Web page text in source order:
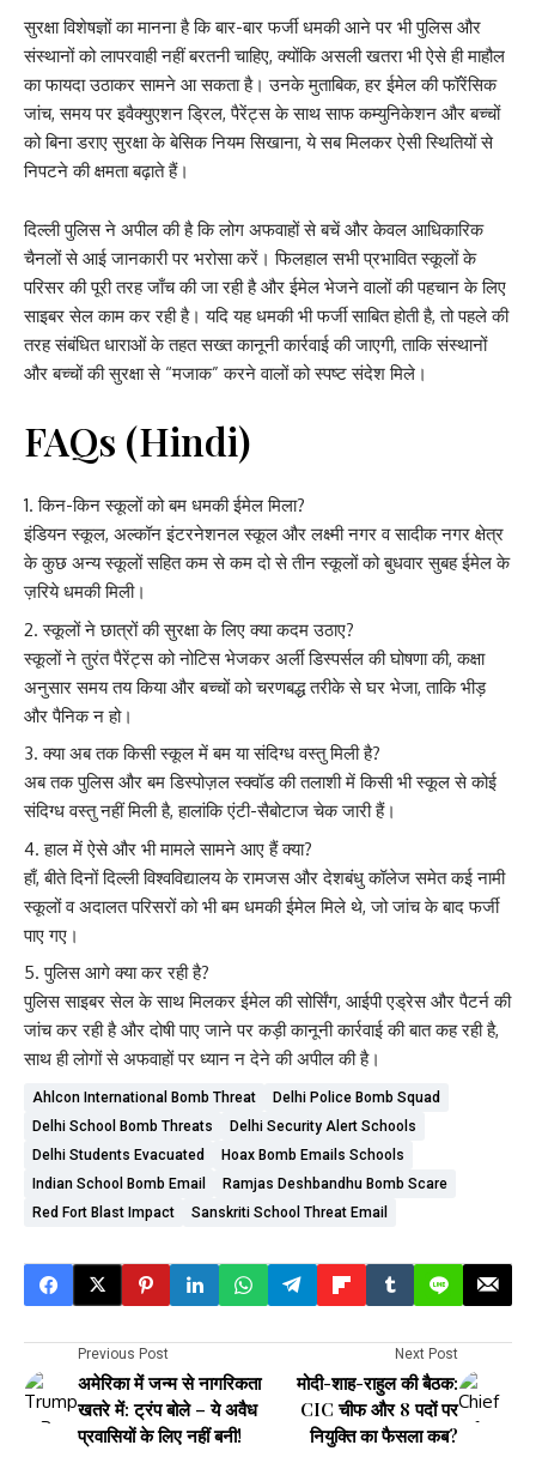
सुरक्षा विशेषज्ञों का मानना है कि बार-बार फर्जी धमकी आने पर भी पुलिस और
संस्थानों को लापरवाही नहीं बरतनी चाहिए, क्योंकि असली खतरा भी ऐसे ही माहौल
का फायदा उठाकर सामने आ सकता है। उनके मुताबिक, हर ईमेल की फॉरेंसिक
जांच, समय पर इवैक्युएशन ड्रिल, पैरेंट्स के साथ साफ कम्युनिकेशन और बच्चों
को बिना डराए सुरक्षा के बेसिक नियम सिखाना, ये सब मिलकर ऐसी स्थितियों से
निपटने की क्षमता बढ़ाते हैं।
दिल्ली पुलिस ने अपील की है कि लोग अफवाहों से बचें और केवल आधिकारिक
चैनलों से आई जानकारी पर भरोसा करें। फिलहाल सभी प्रभावित स्कूलों के
परिसर की पूरी तरह जाँच की जा रही है और ईमेल भेजने वालों की पहचान के लिए
साइबर सेल काम कर रही है। यदि यह धमकी भी फर्जी साबित होती है, तो पहले की
तरह संबंधित धाराओं के तहत सख्त कानूनी कार्रवाई की जाएगी, ताकि संस्थानों
और बच्चों की सुरक्षा से “मजाक” करने वालों को स्पष्ट संदेश मिले।
FAQs (Hindi)
किन-किन स्कूलों को बम धमकी ईमेल मिला?
इंडियन स्कूल, अल्कॉन इंटरनेशनल स्कूल और लक्ष्मी नगर व सादीक नगर क्षेत्र
के कुछ अन्य स्कूलों सहित कम से कम दो से तीन स्कूलों को बुधवार सुबह ईमेल के
ज़रिये धमकी मिली।
स्कूलों ने छात्रों की सुरक्षा के लिए क्या कदम उठाए?
स्कूलों ने तुरंत पैरेंट्स को नोटिस भेजकर अर्ली डिस्पर्सल की घोषणा की, कक्षा
अनुसार समय तय किया और बच्चों को चरणबद्ध तरीके से घर भेजा, ताकि भीड़
और पैनिक न हो।
क्या अब तक किसी स्कूल में बम या संदिग्ध वस्तु मिली है?
अब तक पुलिस और बम डिस्पोज़ल स्क्वॉड की तलाशी में किसी भी स्कूल से कोई
संदिग्ध वस्तु नहीं मिली है, हालांकि एंटी-सैबोटाज चेक जारी हैं।
हाल में ऐसे और भी मामले सामने आए हैं क्या?
हाँ, बीते दिनों दिल्ली विश्वविद्यालय के रामजस और देशबंधु कॉलेज समेत कई नामी
स्कूलों व अदालत परिसरों को भी बम धमकी ईमेल मिले थे, जो जांच के बाद फर्जी
पाए गए।
पुलिस आगे क्या कर रही है?
पुलिस साइबर सेल के साथ मिलकर ईमेल की सोर्सिंग, आईपी एड्रेस और पैटर्न की
जांच कर रही है और दोषी पाए जाने पर कड़ी कानूनी कार्रवाई की बात कह रही है,
साथ ही लोगों से अफवाहों पर ध्यान न देने की अपील की है।
Ahlcon International Bomb Threat
Delhi Police Bomb Squad
Delhi School Bomb Threats
Delhi Security Alert Schools
Delhi Students Evacuated
Hoax Bomb Emails Schools
Indian School Bomb Email
Ramjas Deshbandhu Bomb Scare
Red Fort Blast Impact
Sanskriti School Threat Email
Previous Post
अमेरिका में जन्म से नागरिकता
खतरे में: ट्रंप बोले – ये अवैध
प्रवासियों के लिए नहीं बनी!
Next Post
मोदी-शाह-राहुल की बैठक:
CIC चीफ और 8 पदों पर
नियुक्ति का फैसला कब?